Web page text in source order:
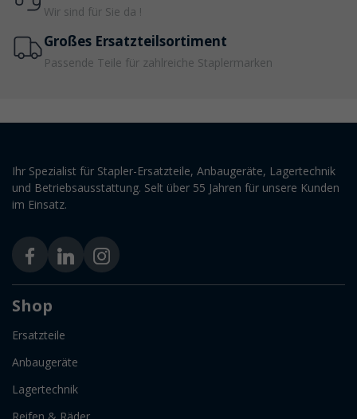
Wir sind für Sie da !
Großes Ersatzteilsortiment
Passende Teile für zahlreiche Staplermarken
Ihr Spezialist für Stapler-Ersatzteile, Anbaugeräte, Lagertechnik
und Betriebsausstattung. Selt über 55 Jahren für unsere Kunden
im Einsatz.
Shop
Ersatzteile
Anbaugeräte
Lagertechnik